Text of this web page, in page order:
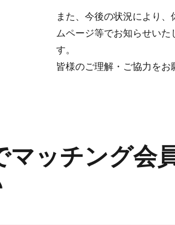
また、今後の状況により
ムページ等でお知らせい
す。
皆様のご理解・ご協力をお
マッチング会